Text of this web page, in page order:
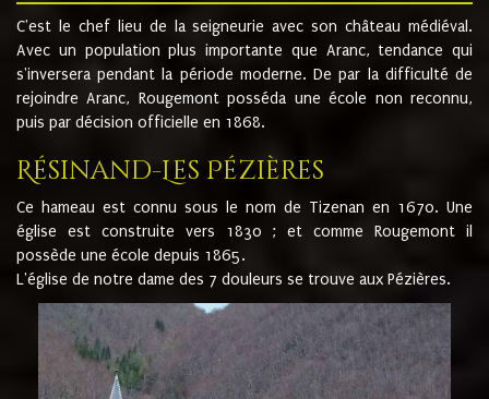
C'est le chef lieu de la seigneurie avec son château médiéval.
Avec un population plus importante que Aranc, tendance qui
s'inversera pendant la période moderne. De par la difficulté de
rejoindre Aranc, Rougemont posséda une école non reconnu,
puis par décision officielle en 1868.
Résinand-Les Pézières
Ce hameau est connu sous le nom de Tizenan en 1670. Une
église est construite vers 1830 ; et comme Rougemont il
possède une école depuis 1865.
L'église de notre dame des 7 douleurs se trouve aux Pézières.